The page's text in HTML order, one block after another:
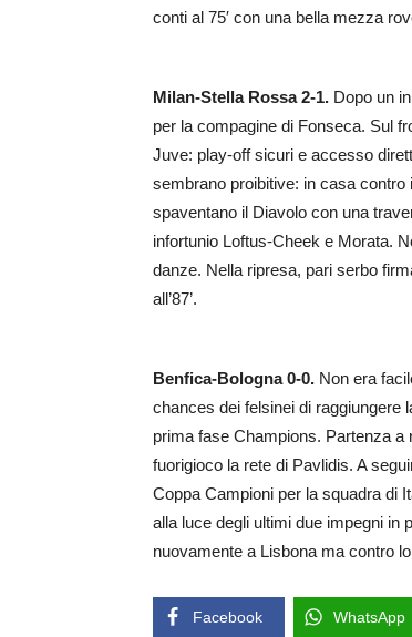
conti al 75′ con una bella mezza
Milan-Stella Rossa 2-1. Dopo un
per la compagine di Fonseca. Sul
Juve: play-off sicuri e accesso
sembrano proibitive: in casa
spaventano il Diavolo con una
infortunio Loftus-Cheek e Morata.
danze. Nella ripresa, pari serbo
all’87’.
Benfica-Bologna 0-0. Non era
chances dei felsinei di raggiungere
prima fase Champions. Partenza a
fuorigioco la rete di Pavlidis. A
Coppa Campioni per la squadra di
alla luce degli ultimi due impegni in
nuovamente a Lisbona ma contro
Facebook WhatsApp